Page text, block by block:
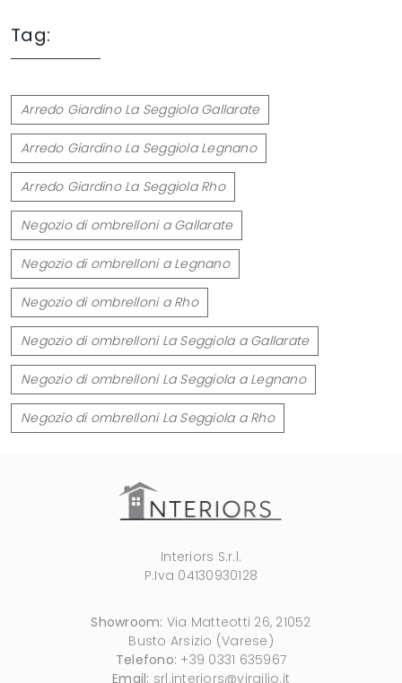
Tag:
Arredo Giardino La Seggiola Gallarate
Arredo Giardino La Seggiola Legnano
Arredo Giardino La Seggiola Rho
Negozio di ombrelloni a Gallarate
Negozio di ombrelloni a Legnano
Negozio di ombrelloni a Rho
Negozio di ombrelloni La Seggiola a Gallarate
Negozio di ombrelloni La Seggiola a Legnano
Negozio di ombrelloni La Seggiola a Rho
Interiors S.r.l.
P.Iva 04130930128
Showroom: Via Matteotti 26, 21052
Busto Arsizio (Varese)
Telefono: +39 0331 635967
Email: srl.interiors@virgilio.it